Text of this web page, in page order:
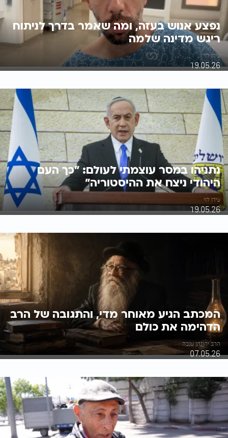
נפצע אנוש בעזה, ומה שאמר בדרך לניתוח
ריגש מדינה שלמה
עידו לוי
19.05.26
נתניהו במסר עוצמתי לעולם: "כך העם
היהודי ניצח את ההיסטוריה"
עידו לוי
19.05.26
המכתב הגיע מאוחר מדי, והתגובה של הרב
הדהימה את כולם
הרב יהונתן ענבה
07.05.26